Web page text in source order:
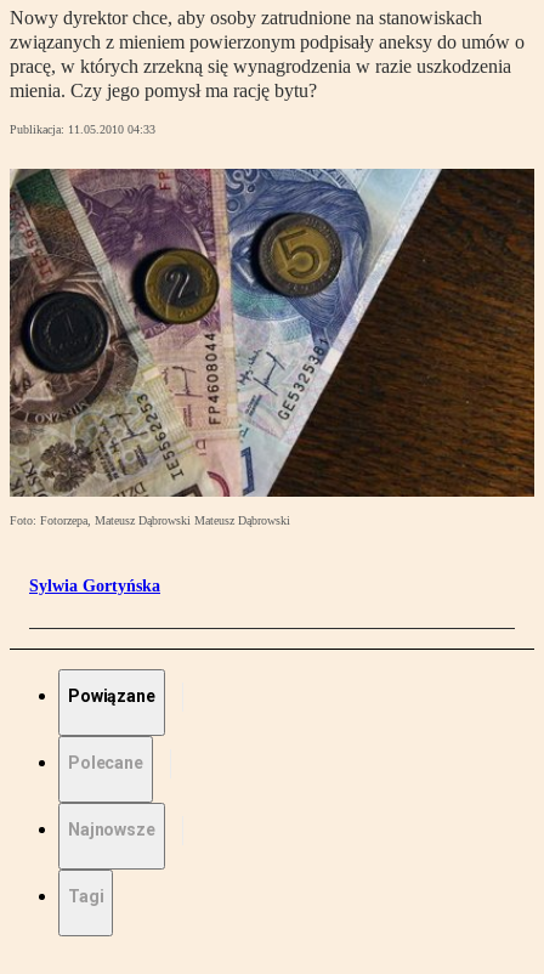
Nowy dyrektor chce, aby osoby zatrudnione na stanowiskach
związanych z mieniem powierzonym podpisały aneksy do umów o
pracę, w których zrzekną się wynagrodzenia w razie uszkodzenia
mienia. Czy jego pomysł ma rację bytu?
Publikacja: 11.05.2010 04:33
Foto: Fotorzepa, Mateusz Dąbrowski Mateusz Dąbrowski
Sylwia Gortyńska
Powiązane
Polecane
Najnowsze
Tagi